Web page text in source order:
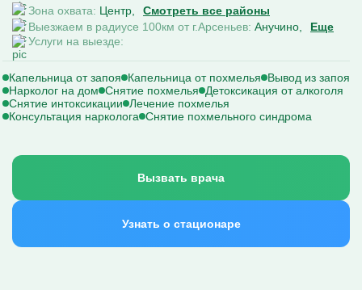
Зона охвата: Центр
Смотреть все районы
Выезжаем в радиусе 100км от г.Арсеньев: Анучино
Еще
Услуги на выезде:
Капельница от запоя Капельница от похмелья
Вывод из запоя
Нарколог на дом Снятие похмелья
Детоксикация от алкоголя
Снятие интоксикации Лечение похмелья
Консультация нарколога Снятие похмельного синдрома
Вызвать врача
Узнать о стационаре